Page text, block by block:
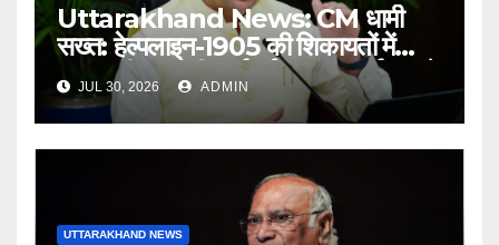
Uttarakhand News: CM धामी
सख्त: हेल्पलाइन-1905 की शिकायतों में
लापरवाही पर होगी कार्रवाई, शून्य प्रदर्शन वाले
अधिकारियों को नोटिस…
JUL 30, 2026 ADMIN
UTTARAKHAND NEWS